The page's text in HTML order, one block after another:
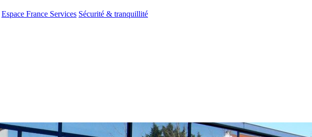
Espace France Services Sécurité & tranquillité